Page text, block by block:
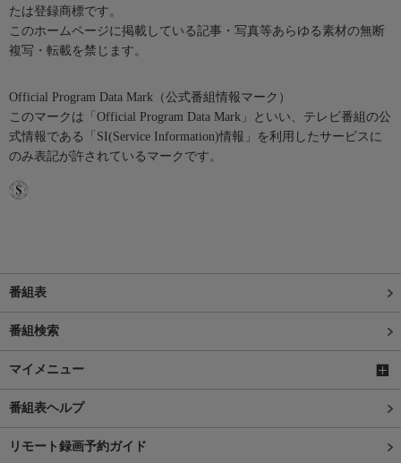
たは登録商標です。
このホームページに掲載している記事・写真等あらゆる素材の無断
複写・転載を禁じます。
Official Program Data Mark（公式番組情報マーク）
このマークは「Official Program Data Mark」といい、テレビ番組の公
式情報である「SI(Service Information)情報」を利用したサービスに
のみ表記が許されているマークです。
番組表
番組検索
マイメニュー
番組表ヘルプ
リモート録画予約ガイド